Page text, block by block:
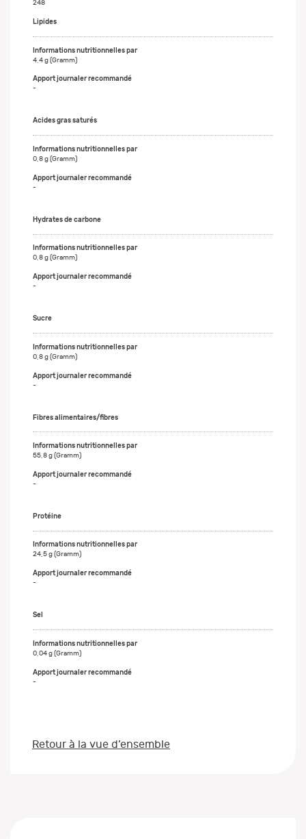
248
Lipides
4,4 g (Gramm)
-
Acides gras saturés
0,8 g (Gramm)
-
Hydrates de carbone
0,8 g (Gramm)
-
Sucre
0,8 g (Gramm)
-
Fibres alimentaires/fibres
55,8 g (Gramm)
-
Protéine
24,5 g (Gramm)
-
Sel
0,04 g (Gramm)
-
Retour à la vue d’ensemble